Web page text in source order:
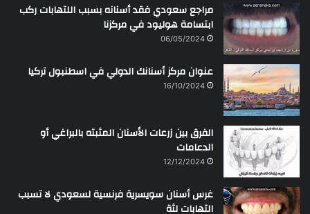
مراجع سعودي فقد أسنانه بسبب اللتهابات ركب
ابتسامة هوليود في مركزنا
06/05/2024
عنوان مركز أسنانك الدولي في اسطنبول تركيا
16/10/2024
الفرق بين زرعات الأسنان المثبته بالبراغي أو
الدعامات
12/12/2024
غرس أسنان سويسرية فرنسية لسعودي لا تسبب
التهابات لثة